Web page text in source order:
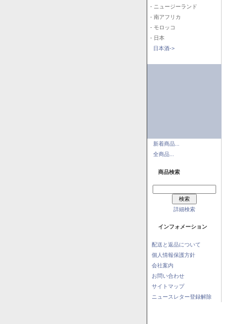
- ニュージーランド
- 南アフリカ
- モロッコ
- 日本
日本酒->
新着商品...
全商品...
商品検索
詳細検索
インフォメーション
配送と返品について
個人情報保護方針
会社案内
お問い合わせ
サイトマップ
ニュースレター登録解除